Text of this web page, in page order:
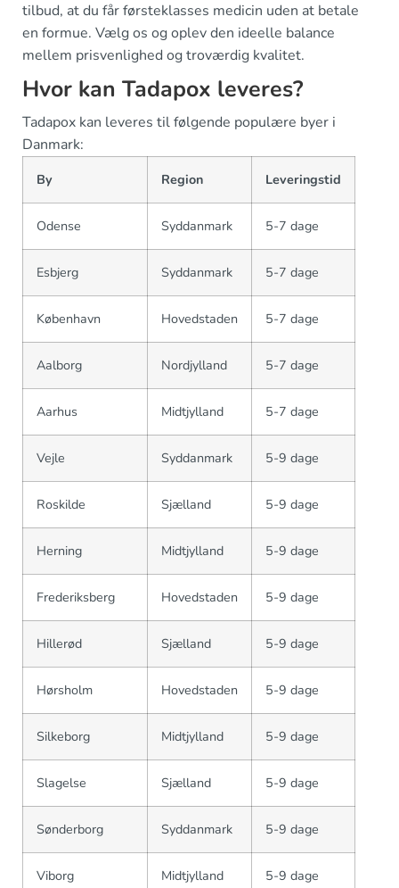
tilbud, at du får førsteklasses medicin uden at betale
en formue. Vælg os og oplev den ideelle balance
mellem prisvenlighed og troværdig kvalitet.
Hvor kan Tadapox leveres?
Tadapox kan leveres til følgende populære byer i
Danmark:
By Region Leveringstid
Odense Syddanmark 5-7 dage
Esbjerg Syddanmark 5-7 dage
København Hovedstaden 5-7 dage
Aalborg Nordjylland 5-7 dage
Aarhus Midtjylland 5-7 dage
Vejle Syddanmark 5-9 dage
Roskilde Sjælland 5-9 dage
Herning Midtjylland 5-9 dage
Frederiksberg Hovedstaden 5-9 dage
Hillerød Sjælland 5-9 dage
Hørsholm Hovedstaden 5-9 dage
Silkeborg Midtjylland 5-9 dage
Slagelse Sjælland 5-9 dage
Sønderborg Syddanmark 5-9 dage
Viborg Midtjylland 5-9 dage